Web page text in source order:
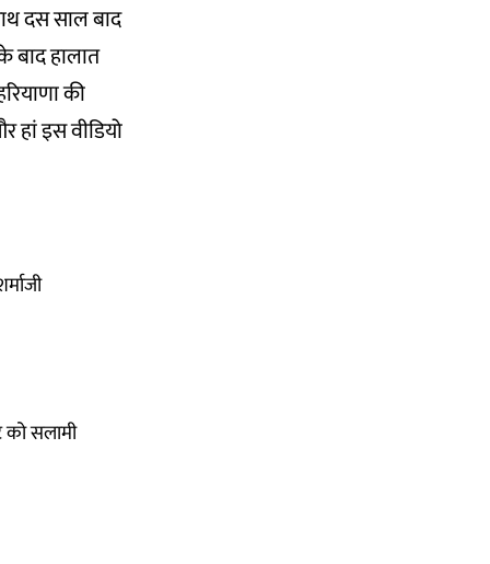
दस साल बाद
बाद हालात
की
हां इस वीडियो
को सलामी